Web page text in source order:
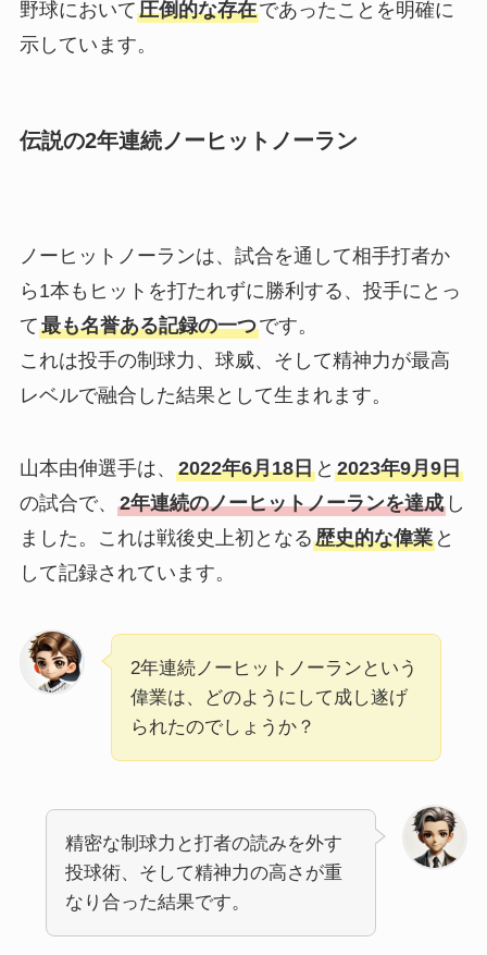
野球において圧倒的な存在であったことを明確に
示しています。
伝説の2年連続ノーヒットノーラン
ノーヒットノーランは、試合を通して相手打者か
ら1本もヒットを打たれずに勝利する、投手にとっ
て最も名誉ある記録の一つです。
これは投手の制球力、球威、そして精神力が最高
レベルで融合した結果として生まれます。
山本由伸選手は、 2022年6月18日と 2023年9月9日
の試合で、 2年連続のノーヒットノーランを達成し
ました。これは戦後史上初となる歴史的な偉業と
して記録されています。
2年連続ノーヒットノーランという
偉業は、どのようにして成し遂げ
られたのでしょうか？
精密な制球力と打者の読みを外す
投球術、そして精神力の高さが重
なり合った結果です。